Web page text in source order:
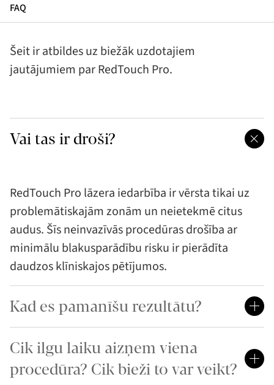
FAQ
Šeit ir atbildes uz biežāk uzdotajiem
jautājumiem par RedTouch Pro.
Vai tas ir droši?
RedTouch Pro lāzera iedarbība ir vērsta tikai uz
problemātiskajām zonām un neietekmē citus
audus. Šīs neinvazīvās procedūras drošība ar
minimālu blakusparādību risku ir pierādīta
daudzos klīniskajos pētījumos.
Kad es pamanīšu rezultātu?
Cik ilgu laiku aizņem viena
procedūra? Cik bieži to var veikt?